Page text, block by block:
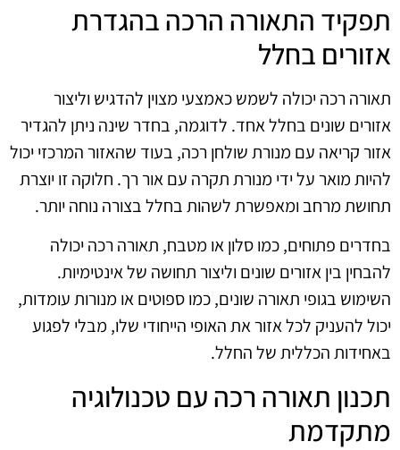
תפקיד התאורה הרכה בהגדרת
אזורים בחלל
תאורה רכה יכולה לשמש כאמצעי מצוין להדגיש וליצור
אזורים שונים בחלל אחד. לדוגמה, בחדר שינה ניתן להגדיר
אזור קריאה עם מנורת שולחן רכה, בעוד שהאזור המרכזי יכול
להיות מואר על ידי מנורת תקרה עם אור רך. חלוקה זו יוצרת
תחושת מרחב ומאפשרת לשהות בחלל בצורה נוחה יותר.
בחדרים פתוחים, כמו סלון או מטבח, תאורה רכה יכולה
להבחין בין אזורים שונים וליצור תחושה של אינטימיות.
השימוש בגופי תאורה שונים, כמו ספוטים או מנורות עומדות,
יכול להעניק לכל אזור את האופי הייחודי שלו, מבלי לפגוע
באחידות הכללית של החלל.
תכנון תאורה רכה עם טכנולוגיה
מתקדמת